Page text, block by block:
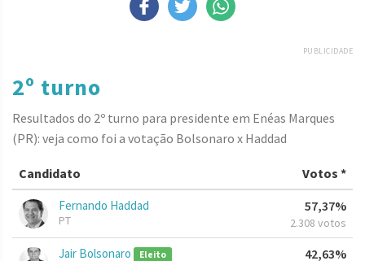
PUBLICIDADE
2º turno
Resultados do 2º turno para presidente em Enéas Marques
(PR): veja como foi a votação Bolsonaro x Haddad
Candidato Votos *
Fernando Haddad
PT
57,37%
2.308 votos
Jair Bolsonaro Eleito 42,63%